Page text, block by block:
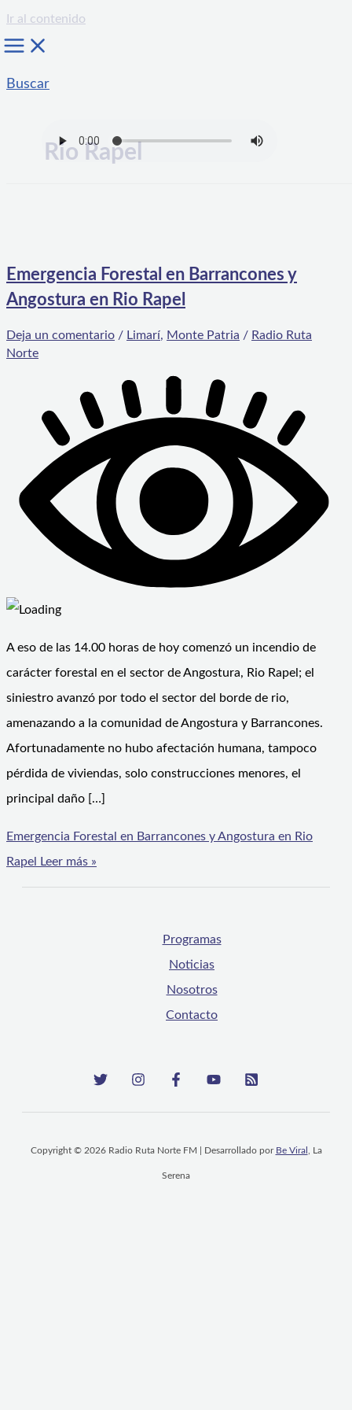
Ir al contenido
Buscar
Rio Rapel
Emergencia Forestal en Barrancones y
Angostura en Rio Rapel
Deja un comentario / Limarí, Monte Patria / Radio Ruta
Norte
A eso de las 14.00 horas de hoy comenzó un incendio de
carácter forestal en el sector de Angostura, Rio Rapel; el
siniestro avanzó por todo el sector del borde de rio,
amenazando a la comunidad de Angostura y Barrancones.
Afortunadamente no hubo afectación humana, tampoco
pérdida de viviendas, solo construcciones menores, el
principal daño […]
Emergencia Forestal en Barrancones y Angostura en Rio
Rapel
Leer más »
Programas
Noticias
Nosotros
Contacto
Copyright © 2026 Radio Ruta Norte FM | Desarrollado por Be Viral , La
Serena